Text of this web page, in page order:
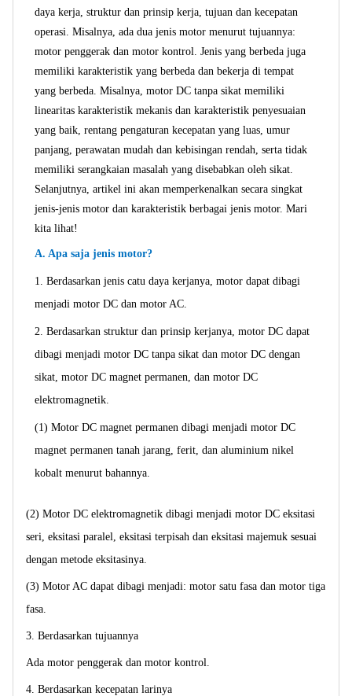
daya kerja, struktur dan prinsip kerja, tujuan dan kecepatan
operasi. Misalnya, ada dua jenis motor menurut tujuannya:
motor penggerak dan motor kontrol. Jenis yang berbeda juga
memiliki karakteristik yang berbeda dan bekerja di tempat
yang berbeda. Misalnya, motor DC tanpa sikat memiliki
linearitas karakteristik mekanis dan karakteristik penyesuaian
yang baik, rentang pengaturan kecepatan yang luas, umur
panjang, perawatan mudah dan kebisingan rendah, serta tidak
memiliki serangkaian masalah yang disebabkan oleh sikat.
Selanjutnya, artikel ini akan memperkenalkan secara singkat
jenis-jenis motor dan karakteristik berbagai jenis motor. Mari
kita lihat!
A. Apa saja jenis motor?
1. Berdasarkan jenis catu daya kerjanya, motor dapat dibagi
menjadi motor DC dan motor AC.
2. Berdasarkan struktur dan prinsip kerjanya, motor DC dapat
dibagi menjadi motor DC tanpa sikat dan motor DC dengan
sikat, motor DC magnet permanen, dan motor DC
elektromagnetik.
(1) Motor DC magnet permanen dibagi menjadi motor DC
magnet permanen tanah jarang, ferit, dan aluminium nikel
kobalt menurut bahannya.
(2) Motor DC elektromagnetik dibagi menjadi motor DC eksitasi
seri, eksitasi paralel, eksitasi terpisah dan eksitasi majemuk sesuai
dengan metode eksitasinya.
(3) Motor AC dapat dibagi menjadi: motor satu fasa dan motor tiga
fasa.
3. Berdasarkan tujuannya
Ada motor penggerak dan motor kontrol.
4. Berdasarkan kecepatan larinya